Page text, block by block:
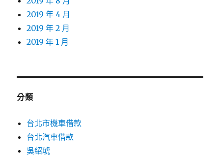
2019 年 4 月
2019 年 2 月
2019 年 1 月
分類
台北市機車借款
台北汽車借款
吳紹琥